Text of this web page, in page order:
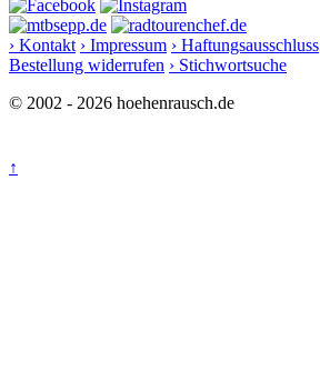
› Kontakt › Impressum › Haftungsausschluss
Bestellung widerrufen › Stichwortsuche
© 2002 - 2026 hoehenrausch.de
↑